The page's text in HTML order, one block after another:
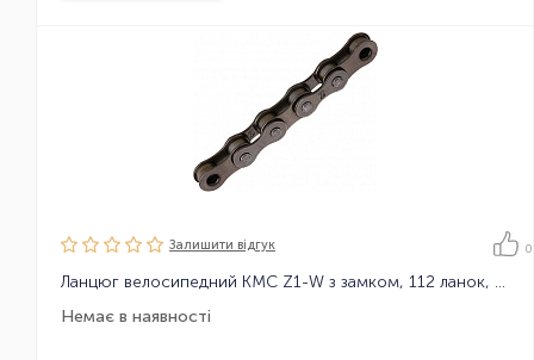
Залишити вiдгук 0
Ланцюг велосипедний KMC Z1-W з замком, 112 ланок, 1 зірка
Немає в наявності